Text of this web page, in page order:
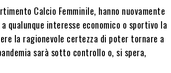
Calcio Femminile, hanno nuovamente
qualunque interesse economico o sportivo la
la ragionevole certezza di poter tornare a
sarà sotto controllo o, si spera,